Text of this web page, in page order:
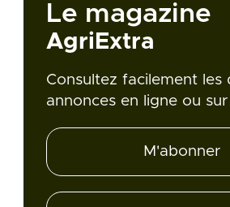
Le magazine
AgriExtra
Consultez facilement les
annonces en ligne ou
M'abonner